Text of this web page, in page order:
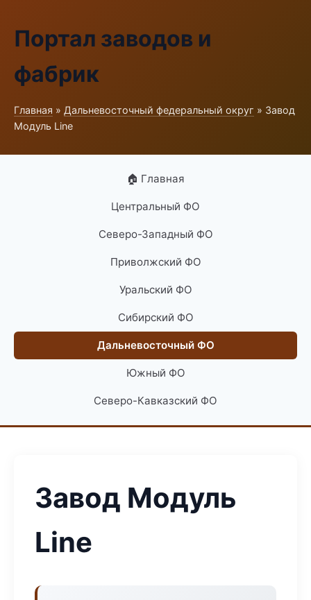
Портал заводов и
фабрик
Главная » Дальневосточный федеральный округ » Завод
Модуль Line
🏠 Главная
Центральный ФО
Северо-Западный ФО
Приволжский ФО
Уральский ФО
Сибирский ФО
Дальневосточный ФО
Южный ФО
Северо-Кавказский ФО
Завод Модуль
Line